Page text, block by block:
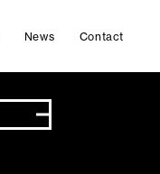
News Contact